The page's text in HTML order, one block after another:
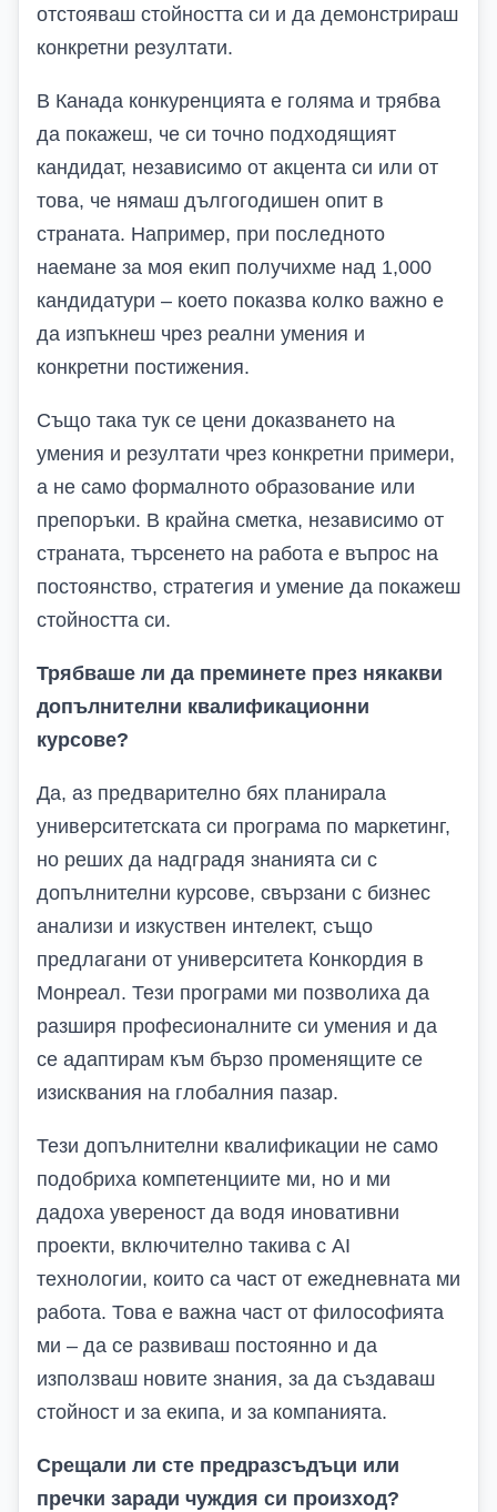
отстояваш стойността си и да демонстрираш
конкретни резултати.
В Канада конкуренцията е голяма и трябва
да покажеш, че си точно подходящият
кандидат, независимо от акцента си или от
това, че нямаш дългогодишен опит в
страната. Например, при последното
наемане за моя екип получихме над 1,000
кандидатури – което показва колко важно е
да изпъкнеш чрез реални умения и
конкретни постижения.
Също така тук се цени доказването на
умения и резултати чрез конкретни примери,
а не само формалното образование или
препоръки. В крайна сметка, независимо от
страната, търсенето на работа е въпрос на
постоянство, стратегия и умение да покажеш
стойността си.
Трябваше ли да преминете през някакви
допълнителни квалификационни
курсове?
Да, аз предварително бях планирала
университетската си програма по маркетинг,
но реших да надградя знанията си с
допълнителни курсове, свързани с бизнес
анализи и изкуствен интелект, също
предлагани от университета Конкордия в
Монреал. Тези програми ми позволиха да
разширя професионалните си умения и да
се адаптирам към бързо променящите се
изисквания на глобалния пазар.
Тези допълнителни квалификации не само
подобриха компетенциите ми, но и ми
дадоха увереност да водя иновативни
проекти, включително такива с AI
технологии, които са част от ежедневната ми
работа. Това е важна част от философията
ми – да се развиваш постоянно и да
използваш новите знания, за да създаваш
стойност и за екипа, и за компанията.
Срещали ли сте предразсъдъци или
пречки заради чуждия си произход?